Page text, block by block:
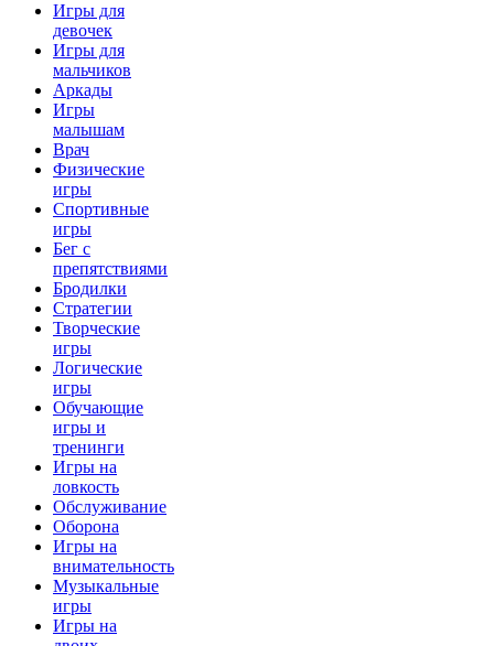
Игры для
девочек
Игры для
мальчиков
Аркады
Игры
малышам
Врач
Физические
игры
Спортивные
игры
Бег с
препятствиями
Бродилки
Стратегии
Творческие
игры
Логические
игры
Обучающие
игры и
тренинги
Игры на
ловкость
Обслуживание
Оборона
Игры на
внимательность
Музыкальные
игры
Игры на